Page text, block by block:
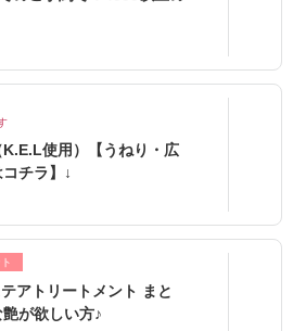
K.E.L使用）【うねり・広
チラ】↓
アトリートメント まと
が欲しい方♪